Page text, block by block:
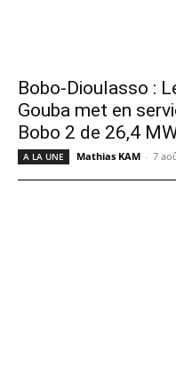
Bobo-Dioulasso :
Gouba met en
Bobo 2 de 26,4
A LA UNE Mathias KAM - 7